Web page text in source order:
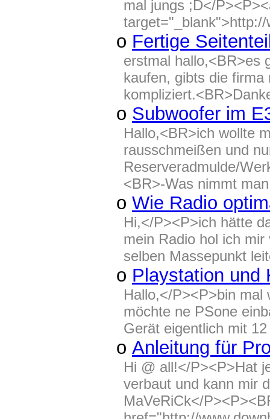
mal jungs ;D</
o Fertige
erstmal hallo,<BR>es
kaufen, gibts die
o Subwoofer im
Hallo,<BR>ich wollte
rausschmeißen und
Reserveradmulde/
<BR>-Was nimmt
o Wie Radio
Hi,</P><P>ich hätte
mein Radio hol ich
selben Massepunkt
o Playstation und
Hallo,</P><P>bin mal
möchte ne PSone
Gerät eigentlich mit
o Anleitung für
Hi @ all!</P><P>Hat
verbaut und kann mir
MaVeRiCk</